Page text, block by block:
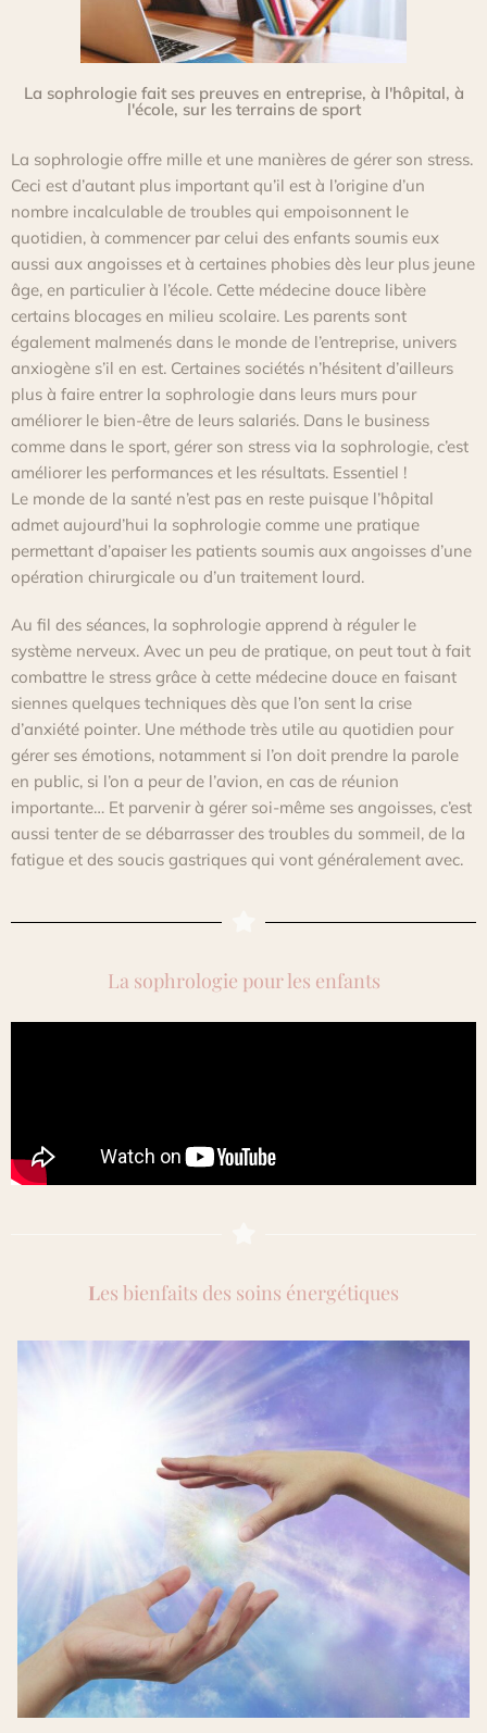
La sophrologie fait ses preuves en entreprise, à l'hôpital, à
l'école, sur les terrains de sport
La sophrologie offre mille et une manières de gérer son stress.
Ceci est d’autant plus important qu’il est à l’origine d’un
nombre incalculable de troubles qui empoisonnent le
quotidien, à commencer par celui des enfants soumis eux
aussi aux angoisses et à certaines phobies dès leur plus jeune
âge, en particulier à l’école. Cette médecine douce libère
certains blocages en milieu scolaire. Les parents sont
également malmenés dans le monde de l’entreprise, univers
anxiogène s’il en est. Certaines sociétés n’hésitent d’ailleurs
plus à faire entrer la sophrologie dans leurs murs pour
améliorer le bien-être de leurs salariés. Dans le business
comme dans le sport, gérer son stress via la sophrologie, c’est
améliorer les performances et les résultats. Essentiel !
Le monde de la santé n’est pas en reste puisque l’hôpital
admet aujourd’hui la sophrologie comme une pratique
permettant d’apaiser les patients soumis aux angoisses d’une
opération chirurgicale ou d’un traitement lourd.
Au fil des séances, la sophrologie apprend à réguler le
système nerveux. Avec un peu de pratique, on peut tout à fait
combattre le stress grâce à cette médecine douce en faisant
siennes quelques techniques dès que l’on sent la crise
d’anxiété pointer. Une méthode très utile au quotidien pour
gérer ses émotions, notamment si l’on doit prendre la parole
en public, si l’on a peur de l’avion, en cas de réunion
importante… Et parvenir à gérer soi-même ses angoisses, c’est
aussi tenter de se débarrasser des troubles du sommeil, de la
fatigue et des soucis gastriques qui vont généralement avec.
La sophrologie pour les enfants
Les bienfaits des soins énergétiques